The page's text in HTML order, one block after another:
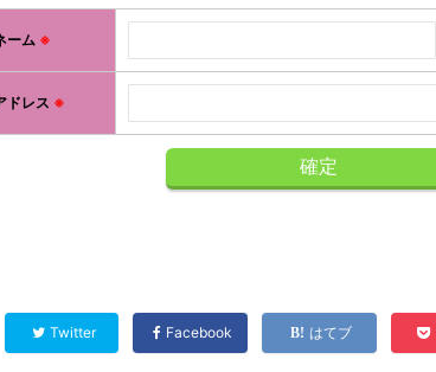
ーム ※
ドレス ※
Twitter Facebook はてブ